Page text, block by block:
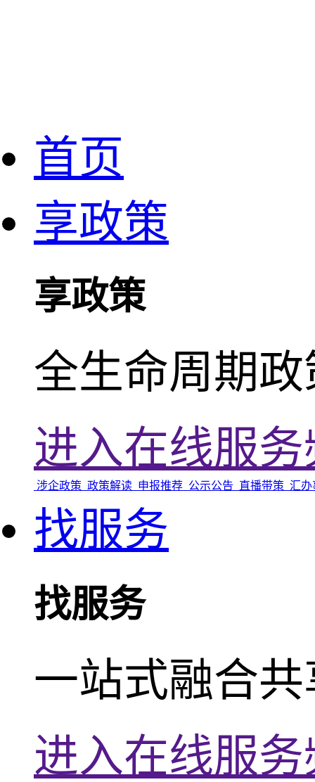
首页
享政策
享政策
全生命周期
进入在线服
涉企政策 政策解读 申报推荐 公示公告 直播带策 汇办
找服务
找服务
一站式融合
进入在线服